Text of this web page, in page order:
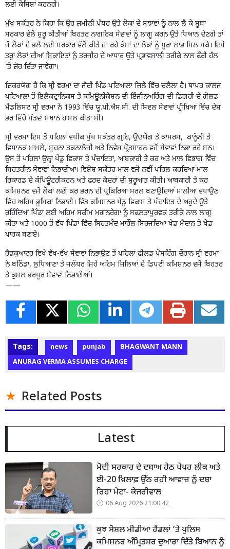
ਲਈ ਕੋਸ਼ਿਸ਼ਾਂ ਕਰਨਗੇ।
ਮੁੱਖ ਸਕੱਤਰ ਨੇ ਕਿਹਾ ਕਿ ਉਹ ਜ਼ਮੀਨੀ ਪੱਧਰ ਉਤੇ ਲੋਕਾਂ ਦੇ ਸੁਝਾਵਾਂ ਨੂੰ ਨਾਲ ਲੈ ਕੇ ਸੂਬਾ
ਸਰਕਾਰ ਵੱਲੋਂ ਸ਼ੁਰੂ ਕੀਤੀਆਂ ਬਿਹਤਰ ਨਾਗਰਿਕ ਸੇਵਾਵਾਂ ਨੂੰ ਲਾਗੂ ਕਰਨ ਉਤੇ ਧਿਆਨ ਦੇਣਗੇ ਤਾਂ
ਜੋ ਲੋਕਾਂ ਦੇ ਭਲੇ ਲਈ ਸਰਕਾਰ ਵੱਲੋਂ ਕੀਤੇ ਜਾ ਰਹੇ ਕੰਮਾਂ ਦਾ ਲੋਕਾਂ ਨੂੰ ਪੂਰਾ ਲਾਭ ਮਿਲ ਸਕੇ। ਇਸੇ
ਤਰ੍ਹਾਂ ਲੋਕਾਂ ਦੀਆਂ ਸ਼ਿਕਾਇਤਾਂ ਨੂੰ ਤਰਜੀਹ ਦੇ ਆਧਾਰ ਉਤੇ ਪ੍ਰਭਾਵਸ਼ਾਲੀ ਤਰੀਕੇ ਨਾਲ ਫੌਰੀ ਹੱਲ
’ਤੇ ਜ਼ੋਰ ਦਿੱਤਾ ਜਾਵੇਗਾ।
ਜ਼ਿਕਰਯੋਗ ਹੈ ਕਿ ਸ੍ਰੀ ਵਰਮਾ ਦਾ ਜੱਦੀ ਪਿੰਡ ਪਟਿਆਲਾ ਜ਼ਿਲੇ ਵਿੱਚ ਚਲੈਲਾ ਹੈ। ਥਾਪਰ ਕਾਲਜ
ਪਟਿਆਲਾ ਤੋਂ ਇਲੈਕਟ੍ਰਾਨਿਕਸ ਤੇ ਕਮਿਊਨੀਕੇਸ਼ਨ ਦੀ ਇੰਜੀਨਅਰਿੰਗ ਦੀ ਡਿਗਰੀ ਦੇ ਗੋਲਡ
ਮੈਡਲਿਸਟ ਸ੍ਰੀ ਵਰਮਾ ਨੇ 1993 ਵਿੱਚ ਯੂ.ਪੀ.ਐਸ.ਸੀ. ਦੀ ਸਿਵਲ ਸੇਵਾਵਾਂ ਪ੍ਰੀਖਿਆ ਵਿੱਚ ਦੇਸ਼
ਭਰ ਵਿੱਚੋਂ ਸੱਤਵਾਂ ਸਥਾਨ ਹਾਸਲ ਕੀਤਾ ਸੀ।
ਸ੍ਰੀ ਵਰਮਾ ਇਸ ਤੋਂ ਪਹਿਲਾਂ ਵਧੀਕ ਮੁੱਖ ਸਕੱਤਰ ਗ੍ਰਹਿ, ਉਦਯੋਗ ਤੇ ਕਾਮਰਸ, ਕਾਨੂੰਨੀ ਤੇ
ਵਿਧਾਨਕ ਮਾਮਲੇ, ਸੂਚਨਾ ਤਕਨਾਲੋਜੀ ਅਤੇ ਨਿਵੇਸ਼ ਪ੍ਰੋਤਸਾਹਨ ਵਜੋਂ ਸੇਵਾਵਾਂ ਨਿਭਾ ਰਹੇ ਸਨ।
ਉਸ ਤੋਂ ਪਹਿਲਾਂ ਉਨ੍ਹਾਂ ਪੇਂਡੂ ਵਿਕਾਸ ਤੇ ਪੰਚਾਇਤਾਂ, ਆਬਕਾਰੀ ਤੇ ਕਰ ਅਤੇ ਮਾਲ ਵਿਭਾਗ ਵਿੱਚ
ਬਿਹਤਰੀਨ ਸੇਵਾਵਾਂ ਨਿਭਾਈਆਂ। ਵਿਸ਼ੇਸ਼ ਸਕੱਤਰ ਮਾਲ ਵਜੋਂ ਨਵੀਂ ਪਹਿਲ ਕਰਦਿਆਂ ਮਾਲ
ਰਿਕਾਰਡ ਦੇ ਕੰਪਿਊਟਰੀਕਰਨ ਅਤੇ ਫਰਦ ਕੇਂਦਰਾਂ ਦੀ ਸ਼ੁਰੂਆਤ ਕੀਤੀ। ਆਬਕਾਰੀ ਤੇ ਕਰ
ਕਮਿਸ਼ਨਰ ਵਜੋਂ ਲੋਕਾਂ ਲਈ ਕਰ ਭਰਨ ਦੀ ਪ੍ਰਕਿਰਿਆ ਸਰਲ ਬਣਾਉਦਿਆਂ ਮਾਲੀਆ ਵਧਾਉਣ
ਵਿੱਚ ਅਹਿਮ ਭੂਮਿਕਾ ਨਿਭਾਈ। ਵਿੱਤ ਕਮਿਸ਼ਨਰ ਪੇਂਡੂ ਵਿਕਾਸ ਤੇ ਪੰਚਾਇਤ ਦੇ ਅਹੁਦੇ ਉਤੇ
ਰਹਿੰਦਿਆਂ ਪਿੰਡਾਂ ਲਈ ਅਹਿਮ ਸਕੀਮ ਮਗਨਰੇਗਾ ਨੂੰ ਸਫਲਤਾਪੂਰਵਕ ਤਰੀਕੇ ਨਾਲ ਲਾਗੂ
ਕੀਤਾ ਅਤੇ 1000 ਤੋਂ ਵੱਧ ਪਿੰਡਾਂ ਵਿੱਚ ਸਿਹਤਮੰਦ ਮਾਹੌਲ ਸਿਰਜਦਿਆਂ ਖੇਡ ਮੈਦਾਨ ਤੇ ਖੇਡ
ਪਾਰਕ ਬਣਾਏ।
ਹੈਡਕੁਆਟਰ ਵਿਖੇ ਵੱਖ-ਵੱਖ ਸੇਵਾਵਾਂ ਨਿਭਾਉਣ ਤੋਂ ਪਹਿਲਾਂ ਫੀਲਡ ਪੋਸਟਿੰਗ ਦੌਰਾਨ ਸ੍ਰੀ ਵਰਮਾ
ਨੇ ਬਠਿੰਡਾ, ਲੁਧਿਆਣਾ ਤੇ ਜਲੰਧਰ ਜਿਹੇ ਅਹਿਮ ਜ਼ਿਲਿਆਂ ਦੇ ਡਿਪਟੀ ਕਮਿਸ਼ਨਰ ਵਜੋਂ ਬਿਹਤਰ
ਤੇ ਕੁਸ਼ਲ ਭਰਪੂਰ ਸੇਵਾਵਾਂ ਨਿਭਾਈਆਂ।
——
Tags: news punjab
BHAGWANT MANN
ANURAG VERMA ASSUMES CHARGE
Related Posts
Latest
ਮੋਦੀ ਸਰਕਾਰ ਦੇ ਦਬਾਅ ਹੇਠ ਪੇਪਰ ਲੀਕ ਅਤੇ
ਈ-20 ਖ਼ਿਲਾਫ਼ ਉੱਠ ਰਹੀ ਆਵਾਜ਼ ਨੂੰ ਦਬਾ
ਰਿਹਾ ਮੇਟਾ- ਕੇਜਰੀਵਾਲ
06 Aug 2026 21:00:42
ਕੁਝ ਸੋਸ਼ਲ ਮੀਡੀਆ ਹੈਂਡਲਾਂ ’ਤੇ ਪੁਲਿਸ
ਕਮਿਸ਼ਨਰ ਅੰਮ੍ਰਿਤਸਰ ਦੁਆਰਾ ਦਿੱਤੇ ਬਿਆਨ ਨੂੰ